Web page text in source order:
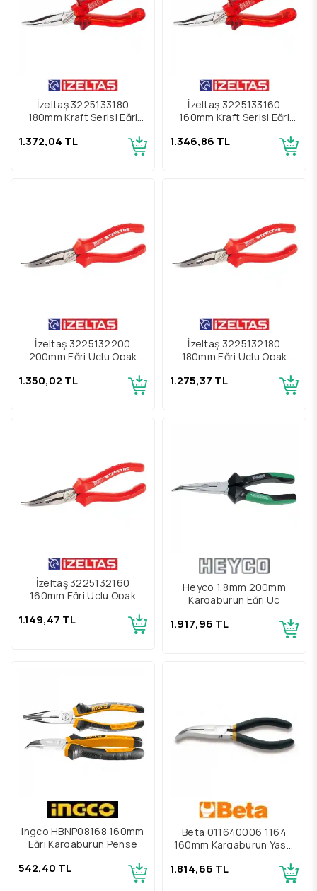
İzeltaş 3225133180
180mm Kraft Serisi Eğri
1.372,04 TL
İzeltaş 3225133160
160mm Kraft Serisi Eğri
1.346,86 TL
İzeltaş 3225132200
200mm Eğri Uçlu Opak
1.350,02 TL
İzeltaş 3225132180
180mm Eğri Uçlu Opak
1.275,37 TL
İzeltaş 3225132160
160mm Eğri Uçlu Opak
1.149,47 TL
Heyco 1,8mm 200mm
Kargaburun Eğri Uç
1.917,96 TL
Ingco HBNP08168 160mm
Eğri Kargaburun Pense
542,40 TL
Beta 011640006 1164
160mm Kargaburun Yassı
1.814,66 TL